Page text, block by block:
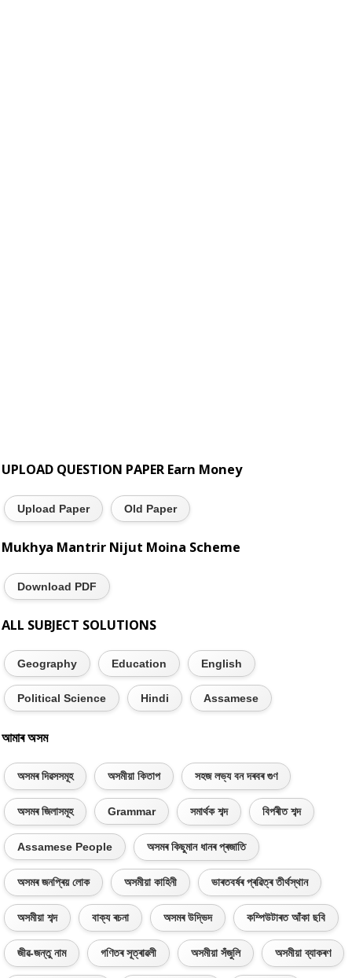
UPLOAD QUESTION PAPER Earn Money
Upload Paper Old Paper
Mukhya Mantrir Nijut Moina Scheme
Download PDF
ALL SUBJECT SOLUTIONS
Geography Education English
Political Science Hindi Assamese
আমাৰ অসম
অসমৰ দিৱসসমূহ অসমীয়া কিতাপ সহজ লভ্য বন দৰবৰ গুণ
অসমৰ জিলাসমূহ Grammar সমাৰ্থক শব্দ বিপৰীত শব্দ
Assamese People অসমৰ কিছুমান ধানৰ প্ৰজাতি
অসমৰ জনপ্ৰিয় লোক অসমীয়া কাহিনী ভাৰতবৰ্ষৰ প্ৰৱিত্ৰ তীৰ্থস্থান
অসমীয়া শব্দ বাক্য ৰচনা অসমৰ উদ্ভিদ কম্পিউটাৰত আঁকা ছবি
জীৱ-জন্তু নাম গণিতৰ সূত্ৰাৱলী অসমীয়া সঁজুলি অসমীয়া ব্যাকৰণ